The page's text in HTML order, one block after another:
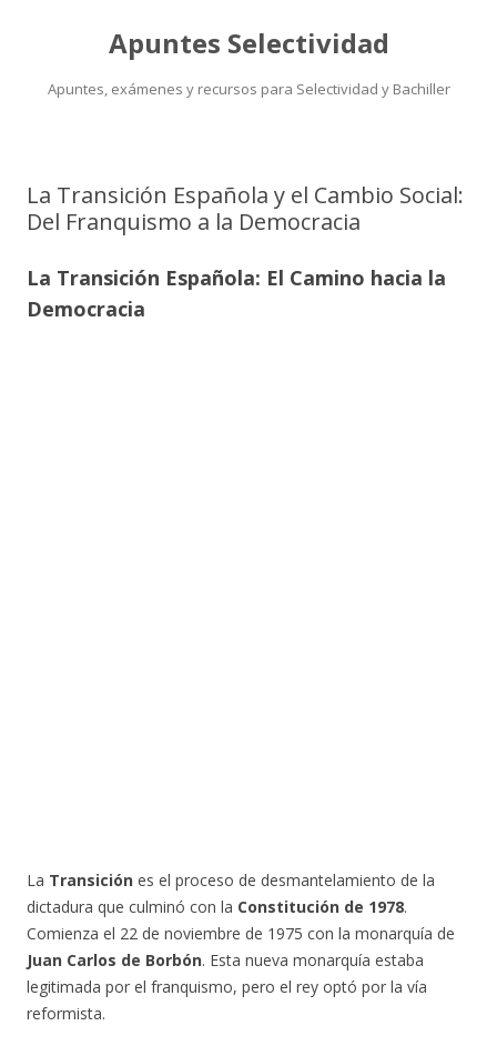
Apuntes Selectividad
Apuntes, exámenes y recursos para Selectividad y Bachiller
La Transición Española y el Cambio Social:
Del Franquismo a la Democracia
La Transición Española: El Camino hacia la
Democracia
La Transición es el proceso de desmantelamiento de la
dictadura que culminó con la Constitución de 1978.
Comienza el 22 de noviembre de 1975 con la monarquía de
Juan Carlos de Borbón. Esta nueva monarquía estaba
legitimada por el franquismo, pero el rey optó por la vía
reformista.